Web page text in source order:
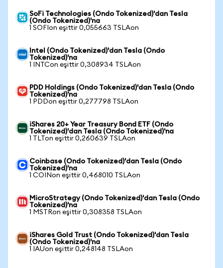
SoFi Technologies (Ondo Tokenized)'dan Tesla
(Ondo Tokenized)'na
1 SOFIon eşittir 0,055663 TSLAon
Intel (Ondo Tokenized)'dan Tesla (Ondo
Tokenized)'na
1 INTCon eşittir 0,308934 TSLAon
PDD Holdings (Ondo Tokenized)'dan Tesla (Ondo
Tokenized)'na
1 PDDon eşittir 0,277798 TSLAon
iShares 20+ Year Treasury Bond ETF (Ondo
Tokenized)'dan Tesla (Ondo Tokenized)'na
1 TLTon eşittir 0,260639 TSLAon
Coinbase (Ondo Tokenized)'dan Tesla (Ondo
Tokenized)'na
1 COINon eşittir 0,468010 TSLAon
MicroStrategy (Ondo Tokenized)'dan Tesla (Ondo
Tokenized)'na
1 MSTRon eşittir 0,308358 TSLAon
iShares Gold Trust (Ondo Tokenized)'dan Tesla
(Ondo Tokenized)'na
1 IAUon eşittir 0,248148 TSLAon